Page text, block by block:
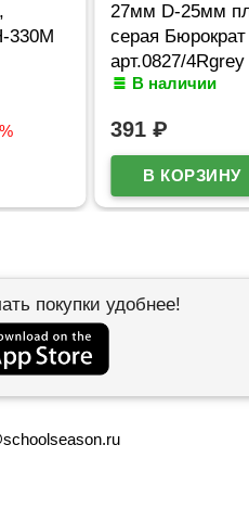
330M
27мм D-25мм
серая
арт.0827/4Rgrey
В наличии
391₽
покупки удобнее!